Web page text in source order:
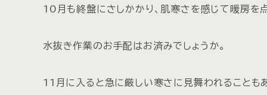
10月も終盤にさしかかり、肌寒さを感じて暖房を
水抜き作業のお手配はお済みでしょうか。
11月に入ると急に厳しい寒さに見舞われることも